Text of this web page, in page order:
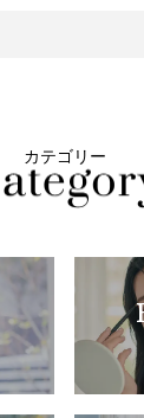
カテゴリー